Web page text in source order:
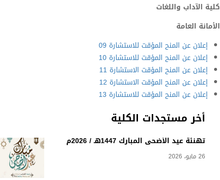
أخر مستجدات الكلية
تهنئة عيد الأضحى المبارك 1447هـ / 2026م
26 مايو، 2026
كلية الآداب واللغات
الأمانة العامة
إعلان عن المنح المؤقت للاستشارة 09
إعلان عن المنح المؤقت للاستشارة 10
إعلان عن المنح المؤقت الاستشارة 11
إعلان عن المنح المؤقت الاستشارة 12
إعلان عن المنح المؤقت للاستشارة 13